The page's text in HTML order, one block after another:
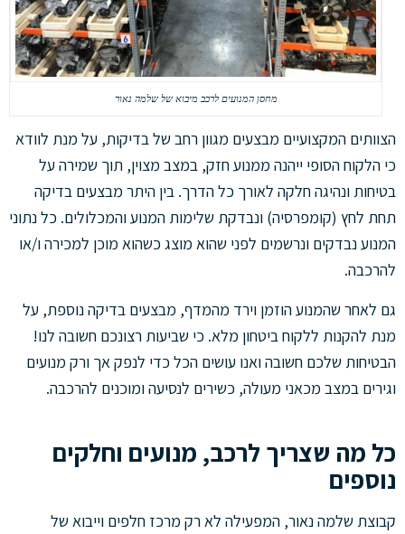
מחסן המנועים לרכב מיבוא של שלמה נאור
הצוותים המקצועיים מבצעים מגוון רחב של בדיקות, על מנת לוודא
כי הלקוח הסופי ייהנה ממנוע חזק, במצב מצוין, תוך שמירה על
בטיחות ונהיגה חלקה לאורך כל הדרך. בין היתר מבצעים בדיקה
תחת לחץ (קומפרסיה) ונבדקת שלימות המנוע והמכלולים. כל נתוני
המנוע נבדקים ונרשמים לפני שהוא מוצג כשהוא מוכן למכירה ו/או
להרכבה.
גם לאחר שהמנוע הוזמן וירד מהמדף, מבצעים בדיקה נוספת, על
מנת להקנות ללקוח ביטחון מלא. כי שביעות רצונכם חשובה לנו!
הבטיחות שלכם חשובה ואנו עושים הכל כדי לנפק אך ורק מנועים
וגירים במצב מכאני מעולה, כשירים לנסיעה ומוכנים להרכבה.
כל מה שצריך לרכב, מנועים וחלקים
נוספים
קבוצת שלמה נאור, המפעילה לא רק מרכז חלפים וייבוא של